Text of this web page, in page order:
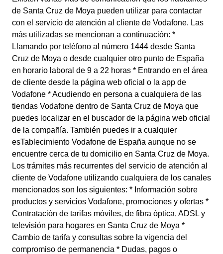
de Santa Cruz de Moya pueden utilizar para contactar
con el servicio de atención al cliente de Vodafone. Las
más utilizadas se mencionan a continuación: *
Llamando por teléfono al número 1444 desde Santa
Cruz de Moya o desde cualquier otro punto de España
en horario laboral de 9 a 22 horas * Entrando en el área
de cliente desde la página web oficial o la app de
Vodafone * Acudiendo en persona a cualquiera de las
tiendas Vodafone dentro de Santa Cruz de Moya que
puedes localizar en el buscador de la página web oficial
de la compañía. También puedes ir a cualquier
esTablecimiento Vodafone de España aunque no se
encuentre cerca de tu domicilio en Santa Cruz de Moya.
Los trámites más recurrentes del servicio de atención al
cliente de Vodafone utilizando cualquiera de los canales
mencionados son los siguientes: * Información sobre
productos y servicios Vodafone, promociones y ofertas *
Contratación de tarifas móviles, de fibra óptica, ADSL y
televisión para hogares en Santa Cruz de Moya *
Cambio de tarifa y consultas sobre la vigencia del
compromiso de permanencia * Dudas, pagos o